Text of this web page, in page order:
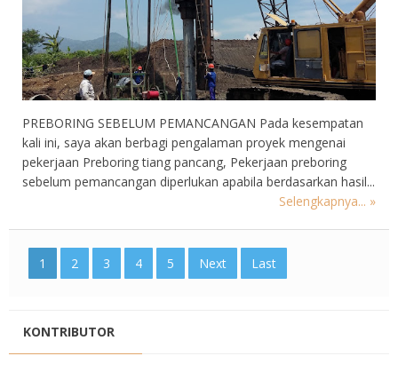
PREBORING SEBELUM PEMANCANGAN Pada kesempatan
kali ini, saya akan berbagi pengalaman proyek mengenai
pekerjaan Preboring tiang pancang, Pekerjaan preboring
sebelum pemancangan diperlukan apabila berdasarkan hasil...
Selengkapnya... »
1 2 3 4 5 Next Last
KONTRIBUTOR